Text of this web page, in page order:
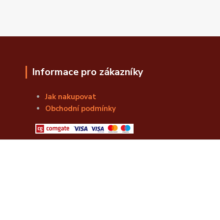
Informace pro zákazníky
Jak nakupovat
Obchodní podmínky